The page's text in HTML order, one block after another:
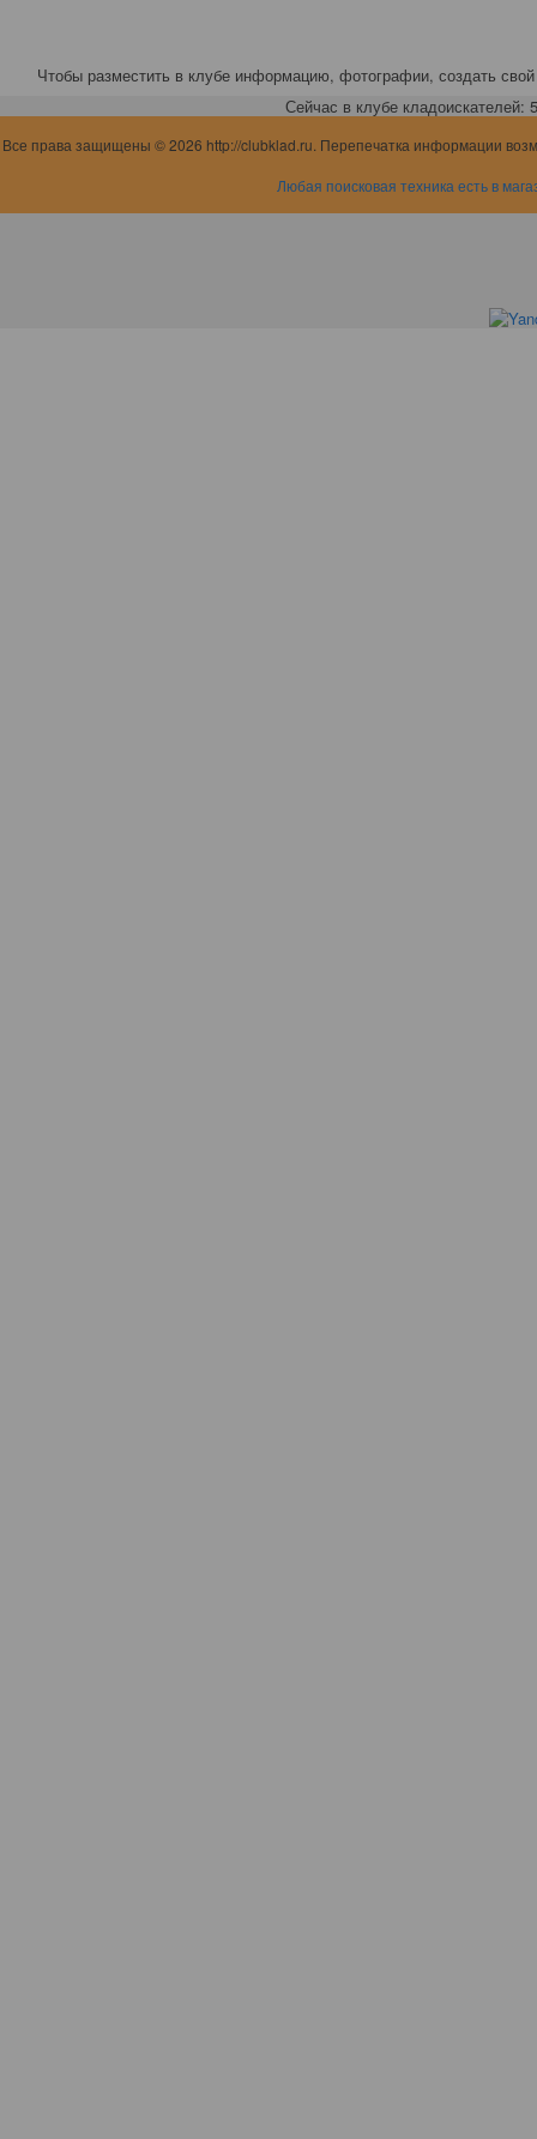
Чтобы разместить в клубе информацию, фотографии, создать свой
Сейчас в клубе кладоискателей:
Все права защищены © 2026 http://clubklad.ru. Перепечатка информации
Любая поисковая техника есть в